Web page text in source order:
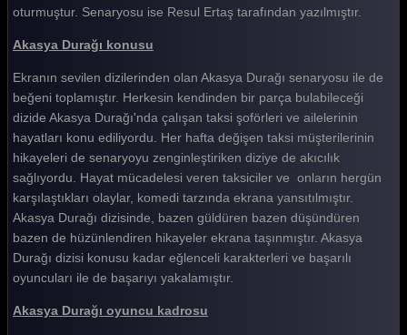
Akasya Durağı 69. Bölüm
Akasya Durağı 68. Bölüm
Akasya Durağı 67. Bölüm
Akasya Durağı 66. Bölüm
Akasya Durağı 65. Bölüm
Akasya Durağı 64. Bölüm
Akasya Durağı 63. Bölüm
Akasya Durağı 62. Bölüm
Akasya Durağı 61. Bölüm
Akasya Durağı 60. Bölüm
oturmuştur. Senaryosu ise Resul Ertaş tarafından yazılmıştır.
Akasya Durağı konusu
Ekranın sevilen dizilerinden olan Akasya Durağı senaryosu ile de
beğeni toplamıştır. Herkesin kendinden bir parça bulabileceği
dizide Akasya Durağı'nda çalışan taksi şoförleri ve ailelerinin
hayatları konu ediliyordu. Her hafta değişen taksi müşterilerinin
hikayeleri de senaryoyu zenginleştiriken diziye de akıcılık
sağlıyordu. Hayat mücadelesi veren taksiciler ve onların hergün
karşılaştıkları olaylar, komedi tarzında ekrana yansıtılmıştır.
Akasya Durağı dizisinde, bazen güldüren bazen düşündüren
bazen de hüzünlendiren hikayeler ekrana taşınmıştır. Akasya
Durağı dizisi konusu kadar eğlenceli karakterleri ve başarılı
oyuncuları ile de başarıyı yakalamıştır.
Akasya Durağı oyuncu kadrosu